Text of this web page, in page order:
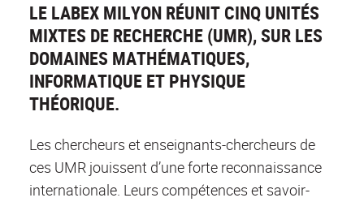
LE LABEX MILYON RÉUNIT CINQ UNITÉS
MIXTES DE RECHERCHE (UMR), SUR LES
DOMAINES MATHÉMATIQUES,
INFORMATIQUE ET PHYSIQUE
THÉORIQUE.
Les chercheurs et enseignants-chercheurs de
ces UMR jouissent d’une forte reconnaissance
internationale. Leurs compétences et savoir-